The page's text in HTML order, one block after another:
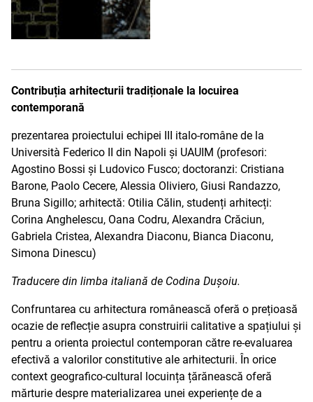
Contribuția arhitecturii tradiționale la locuirea
contemporană
prezentarea proiectului echipei III italo-române de la
Università Federico II din Napoli și UAUIM (profesori:
Agostino Bossi și Ludovico Fusco; doctoranzi: Cristiana
Barone, Paolo Cecere, Alessia Oliviero, Giusi Randazzo,
Bruna Sigillo; arhitectă: Otilia Călin, studenți arhitecți:
Corina Anghelescu, Oana Codru, Alexandra Crăciun,
Gabriela Cristea, Alexandra Diaconu, Bianca Diaconu,
Simona Dinescu)
Traducere din limba italiană de Codina Dușoiu.
Confruntarea cu arhitectura românească oferă o prețioasă
ocazie de reflecție asupra construirii calitative a spațiului și
pentru a orienta proiectul contemporan către re-evaluarea
efectivă a valorilor constitutive ale arhitecturii. În orice
context geografico-cultural locuința țărănească oferă
mărturie despre materializarea unei experiențe de a